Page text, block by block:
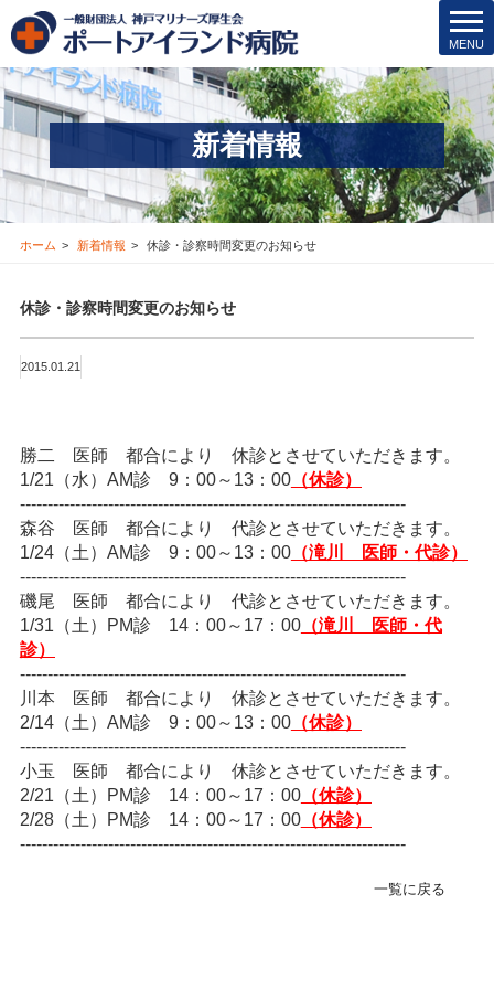
t
o
g
l
e
n
a
v
MENU
院内保育所
医療安全管理･その他
医療機関の方
新着情報
お問合せ
交通アクセス
Instagram
078-303-6123
転院･入院相談窓口(地域連携室)
078-381-8271
新着情報
ホーム 新着情報 休診・診察時間変更のお知らせ
休診・診察時間変更のお知らせ
2015.01.21
勝二 医師 都合により 休診とさせていただきます。
1/21（水）AM診 9：00～13：00（休診）
----------------------------------------------------------------------
森谷 医師 都合により 代診とさせていただきます。
1/24（土）AM診 9：00～13：00（滝川 医師・代診）
----------------------------------------------------------------------
磯尾 医師 都合により 代診とさせていただきます。
1/31（土）PM診 14：00～17：00（滝川 医師・代
診）
----------------------------------------------------------------------
川本 医師 都合により 休診とさせていただきます。
2/14（土）AM診 9：00～13：00（休診）
----------------------------------------------------------------------
小玉 医師 都合により 休診とさせていただきます。
2/21（土）PM診 14：00～17：00（休診）
2/28（土）PM診 14：00～17：00（休診）
----------------------------------------------------------------------
一覧に戻る